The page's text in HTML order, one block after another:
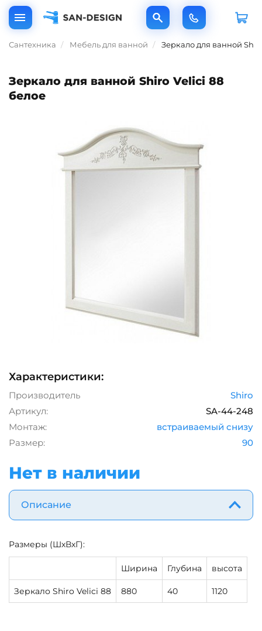
Сантехника Мебель для ванной Зеркало для ванной
Зеркало для ванной Shiro Velici 88
белое
Характеристики:
Производитель
Shiro
Артикул:
SA-44-248
Монтаж:
встраиваемый снизу
Размер:
90
Нет в наличии
Описание
Размеры (ШхВхГ):
Ширина Глубина высота
Зеркало Shiro Velici 88 880 40 1120